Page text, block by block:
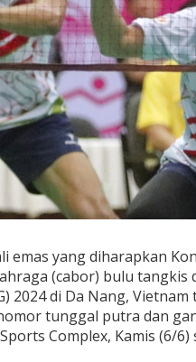
emas yang diharapkan
(cabor) bulu tangkis
2024 di Da Nang, Vietnam
tunggal putra dan
Complex, Kamis (6/6)